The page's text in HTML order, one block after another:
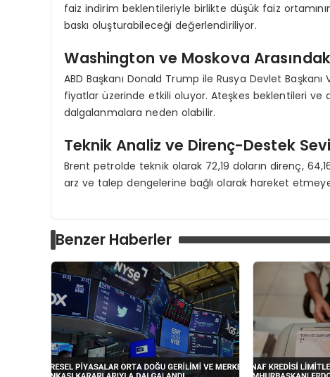
faiz indirim beklentileriyle birlikte düşük faiz
baskı oluşturabileceği değerlendiriliyor.
Washington ve Moskova
ABD Başkanı Donald Trump ile Rusya Devlet
fiyatlar üzerinde etkili oluyor. Ateşkes beklentileri ve
dalgalanmalara neden olabilir.
Teknik Analiz ve Direnç-Destek
Brent petrolde teknik olarak 72,19 doların direnç,
arz ve talep dengelerine bağlı olarak hareket
Benzer Haberler